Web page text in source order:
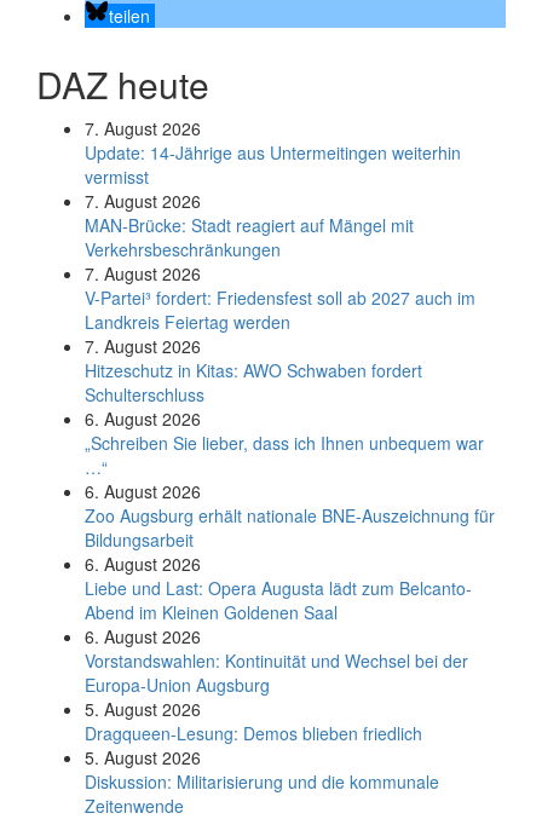
teilen
DAZ heute
7. August 2026
Update: 14-Jährige aus Untermeitingen weiterhin
vermisst
7. August 2026
MAN-Brücke: Stadt reagiert auf Mängel mit
Verkehrsbeschränkungen
7. August 2026
V-Partei­³ fordert: Friedens­fest soll ab 2027 auch im
Land­kreis Feier­tag werden
7. August 2026
Hitzeschutz in Kitas: AWO Schwaben fordert
Schulterschluss
6. August 2026
„Schreiben Sie lieber, dass ich Ihnen unbequem war
…“
6. August 2026
Zoo Augsburg erhält nationale BNE-Auszeichnung für
Bildungsarbeit
6. August 2026
Liebe und Last: Opera Augusta lädt zum Belcanto-
Abend im Kleinen Goldenen Saal
6. August 2026
Vorstandswahlen: Kontinuität und Wechsel bei der
Europa-Union Augsburg
5. August 2026
Dragqueen-Lesung: Demos blieben friedlich
5. August 2026
Diskussion: Mi­li­ta­ri­sie­rung und die kommunale
Zeitenwende